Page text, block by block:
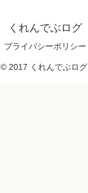
くれんでぶログ
プライバシーポリシー
© 2017 くれんでぶログ.